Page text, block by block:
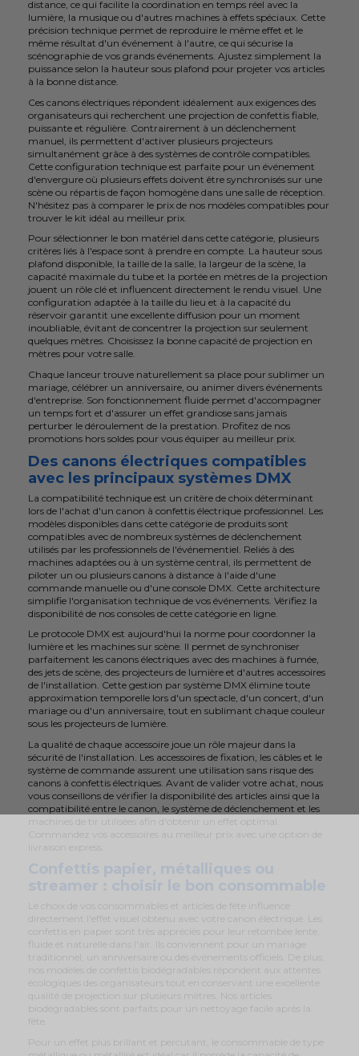
distance, ce qui facilite la coordination en temps réel avec la
lumière, la musique ou d'autres machines à effets spéciaux. Cette
précision technique permet de reproduire le même effet et le
même résultat d'un événement à l'autre, ce qui sécurise la
scénographie de vos grands événements. Ajustez simplement la
puissance selon la hauteur sous plafond pour projeter vos articles
à la bonne distance.
Ces canons électriques répondent idéalement aux exigences des
organisateurs qui recherchent une projection de confettis fiable,
puissante et régulière. Contrairement à un déclenchement
manuel, ils permettent d'activer plusieurs projecteurs
simultanément grâce à des systèmes de contrôle compatibles.
Cette configuration technique est parfaite pour un événement
d'envergure où plusieurs effets doivent être synchronisés sur une
scène ou répartis de façon homogène dans une salle de réception.
N'hésitez pas à comparer le prix de nos modèles compatibles pour
trouver le kit idéal au meilleur prix.
Pour sélectionner le bon matériel dans cette catégorie, plusieurs
critères liés à l'espace sont à prendre en compte. La hauteur sous
plafond disponible, la taille de la salle, la largeur de la scène, la
capacité maximale du tube et la portée en mètres de la projection
jouent un rôle clé et influencent directement le rendu visuel. Une
configuration adaptée à la taille du lieu et à la capacité du
réservoir garantit une excellente diffusion pour un moment
inoubliable, évitant de concentrer la projection sur seulement
quelques mètres. Choisissez la bonne capacité de projection en
mètres pour votre salle.
Chaque lanceur trouve naturellement sa place pour sublimer un
mariage, célébrer un anniversaire, ou animer divers événements
d'entreprise. Son fonctionnement fluide permet d'accompagner
un temps fort et d'assurer un effet grandiose sans jamais
perturber le déroulement de la prestation. Profitez de nos
promotions hors soldes pour vous équiper au meilleur prix.
Des canons électriques compatibles
avec les principaux systèmes DMX
La compatibilité technique est un critère de choix déterminant
lors de l'achat d'un canon à confettis électrique professionnel. Les
modèles disponibles dans cette catégorie de produits sont
compatibles avec de nombreux systèmes de déclenchement
utilisés par les professionnels de l'événementiel. Reliés à des
machines adaptées ou à un système central, ils permettent de
piloter un ou plusieurs canons à distance à l'aide d'une
commande manuelle ou d'une console DMX. Cette architecture
simplifie l'organisation technique de vos événements. Vérifiez la
disponibilité de nos consoles de cette catégorie en ligne.
Le protocole DMX est aujourd'hui la norme pour coordonner la
lumière et les machines sur scène. Il permet de synchroniser
parfaitement les canons électriques avec des machines à fumée,
des jets de scène, des projecteurs de lumière et d'autres accessoires
de l'installation. Cette gestion par système DMX élimine toute
approximation temporelle lors d'un spectacle, d'un concert, d'un
mariage ou d'un anniversaire, tout en sublimant chaque couleur
sous les projecteurs de lumière.
La qualité de chaque accessoire joue un rôle majeur dans la
sécurité de l'installation. Les accessoires de fixation, les câbles et le
système de commande assurent une utilisation sans risque des
canons à confettis électriques. Avant de valider votre achat, nous
vous conseillons de vérifier la disponibilité des articles ainsi que la
compatibilité entre le canon, le système de déclenchement et les
machines de tir utilisées afin d'obtenir un effet optimal.
Commandez vos accessoires au meilleur prix avec une option de
livraison express.
Confettis papier, métalliques ou
streamer : choisir le bon consommable
Le choix de vos consommables et articles de fête influence
directement l'effet visuel obtenu avec votre canon électrique. Les
confettis en papier sont très appréciés pour leur retombée lente,
fluide et naturelle dans l'air. Ils conviennent pour un mariage
traditionnel, un anniversaire ou des événements officiels. De plus,
nos modèles de confettis biodégradables répondent aux attentes
écologiques des organisateurs tout en conservant une excellente
qualité de projection sur plusieurs mètres. Nos articles
biodégradables sont parfaits pour un nettoyage facile après la
fête.
Pour un effet plus brillant et percutant, le consommable de type